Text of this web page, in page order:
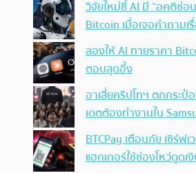
วิจัยใหม่ชี้ AI มี “อคติซ่อ
Bitcoin เมื่อเจอคำถามเ
ลองให้ AI ทายราคา
ตอบสุดอึ้ง
อาเสี่ยคริปโทฯ ตกกระป๋
เดตต้องทำงานใน
BTCPay เตือนภัย เซิร์ฟ
แฮกเกอร์ใช้ช่องโหว่ดูด